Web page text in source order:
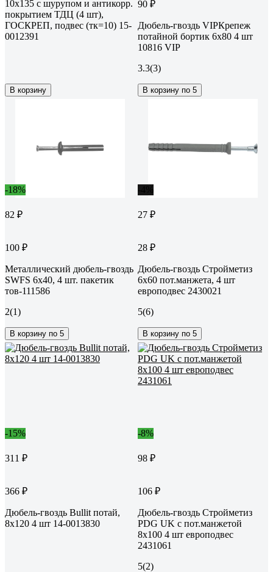
10х135 с шурупом и антикорр.
покрытием ТДЦ (4 шт),
ГОСКРЕП, подвес (тк=10) 15-
0012391
В корзину
90 ₽
Дюбель-гвоздь VIPКрепеж
потайной бортик 6х80 4 шт
10816 VIP
3.3(3)
В корзину по 5
-18%
82 ₽
100 ₽
Металлический дюбель-гвоздь
SWFS 6х40, 4 шт. пакетик
тов-111586
2(1)
В корзину по 5
27 ₽
28 ₽
Дюбель-гвоздь Стройметиз
6х60 пот.манжета, 4 шт
европодвес 2430021
5(6)
В корзину по 5
-15%
311 ₽
366 ₽
Дюбель-гвоздь Bullit потай,
8x120 4 шт 14-0013830
-8%
98 ₽
106 ₽
Дюбель-гвоздь Стройметиз
PDG UK с пот.манжетой
8x100 4 шт европодвес
2431061
5(2)